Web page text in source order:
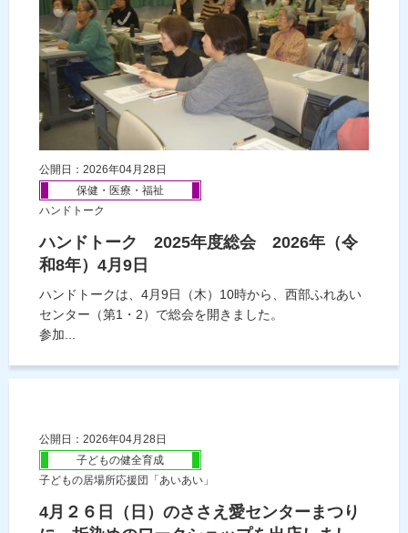
公開日：2026年04月28日
保健・医療・福祉
ハンドトーク
ハンドトーク 2025年度総会 2026年（令
和8年）4月9日
ハンドトークは、4月9日（木）10時から、西部ふれあい
センター（第1・2）で総会を開きました。
参加...
公開日：2026年04月28日
子どもの健全育成
子どもの居場所応援団「あいあい」
4月２６日（日）のささえ愛センターまつり